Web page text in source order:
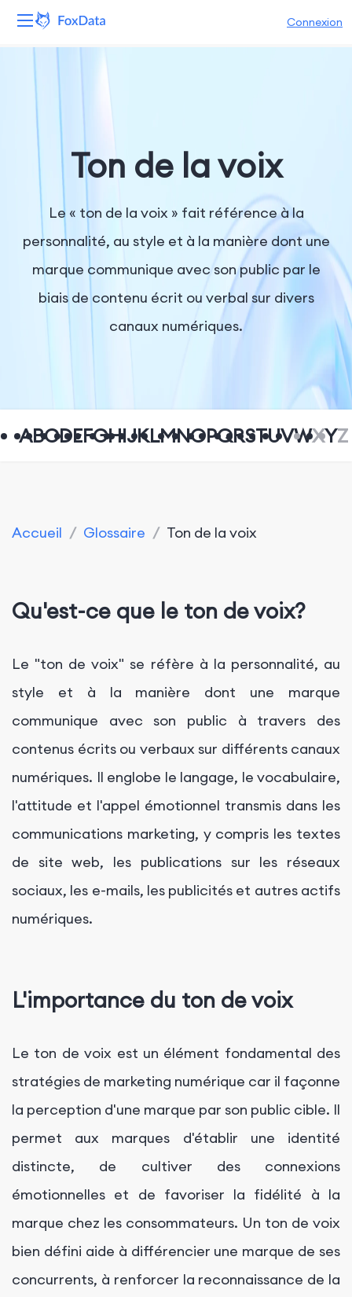
Connexion
Solutions
Ressources
Entreprise
Ton de la voix
Le « ton de la voix » fait référence à la
personnalité, au style et à la manière dont une
marque communique avec son public par le
biais de contenu écrit ou verbal sur divers
canaux numériques.
ABCDEFGHIJKLMNOPQRSTUVWXYZ
Accueil / Glossaire / Ton de la voix
Qu'est-ce que le ton de voix?
Le "ton de voix" se réfère à la personnalité, au
style et à la manière dont une marque
communique avec son public à travers des
contenus écrits ou verbaux sur différents canaux
numériques. Il englobe le langage, le vocabulaire,
l'attitude et l'appel émotionnel transmis dans les
communications marketing, y compris les textes
de site web, les publications sur les réseaux
sociaux, les e-mails, les publicités et autres actifs
numériques.
L'importance du ton de voix
Le ton de voix est un élément fondamental des
stratégies de marketing numérique car il façonne
la perception d'une marque par son public cible. Il
permet aux marques d'établir une identité
distincte, de cultiver des connexions
émotionnelles et de favoriser la fidélité à la
marque chez les consommateurs. Un ton de voix
bien défini aide à différencier une marque de ses
concurrents, à renforcer la reconnaissance de la